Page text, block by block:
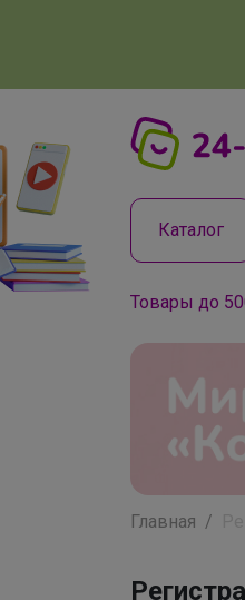
Каталог
Товары до
Главная